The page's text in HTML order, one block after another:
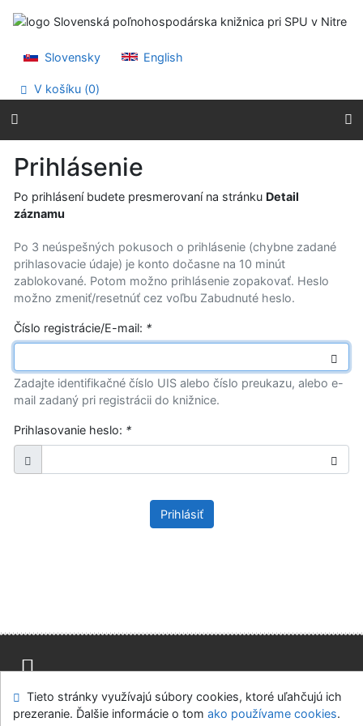
Prejsť na menu
Slovensky
English
V košíku (0)
Prihlásenie
Po prihlásení budete presmerovaní na stránku Detail
záznamu
Po 3 neúspešných pokusoch o prihlásenie (chybne zadané
prihlasovacie údaje) je konto dočasne na 10 minút
zablokované. Potom možno prihlásenie zopakovať. Heslo
možno zmeniť/resetnúť cez voľbu Zabudnuté heslo.
Číslo registrácie/E-mail: *
Zadajte identifikačné číslo UIS alebo číslo preukazu, alebo e-
mail zadaný pri registrácii do knižnice.
Prihlasovanie heslo: *
Prihlásiť
Mapa stránok Prístupnosť
Súkromie
Modul OpenSearch
Napíšte nám Nastavenie cookies
Tieto stránky využívajú súbory cookies, ktoré uľahčujú ich
prezeranie. Ďalšie informácie o tom ako používame cookies.